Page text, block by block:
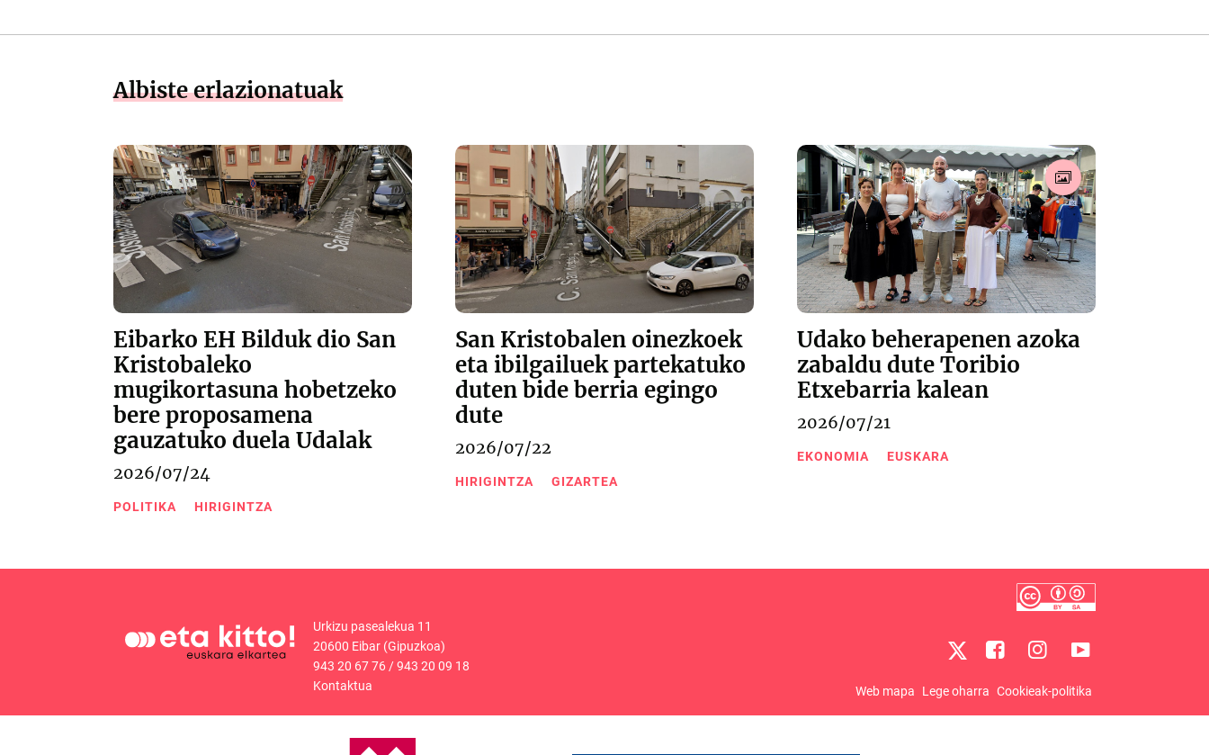
Albiste erlazionatuak
Eibarko EH Bilduk dio San
Kristobaleko
mugikortasuna hobetzeko
bere proposamena
gauzatuko duela Udalak
2026/07/24
POLITIKA HIRIGINTZA
San Kristobalen oinezkoek
eta ibilgailuek partekatuko
duten bide berria egingo
dute
2026/07/22
HIRIGINTZA GIZARTEA
Udako beherapenen azoka
zabaldu dute Toribio
Etxebarria kalean
2026/07/21
EKONOMIA EUSKARA
Urkizu pasealekua 11
20600 Eibar (Gipuzkoa)
943 20 67 76/943 20 09 18
Kontaktua
Web mapa Lege oharra Cookieak-politika